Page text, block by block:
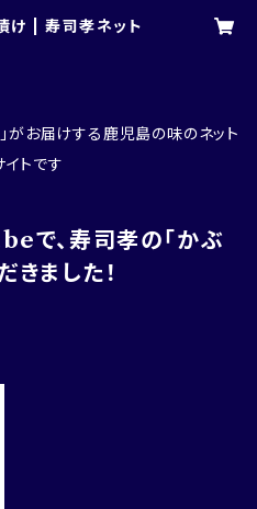
け | 寿司孝ネット
がお届けする鹿児島の味のネット
トです
で、寿司孝の「かぶ
きました！